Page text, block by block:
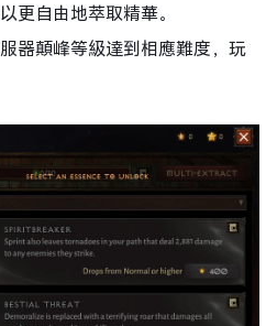
更自由地萃取精華。
器顛峰等級達到相應難度，玩